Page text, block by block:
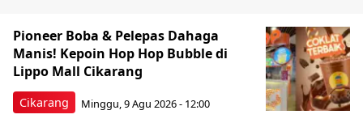
Cikarang
Pioneer Boba & Pelepas Dahaga
Manis! Kepoin Hop Hop Bubble di
Lippo Mall Cikarang
Minggu, 9 Agu 2026 - 12:00